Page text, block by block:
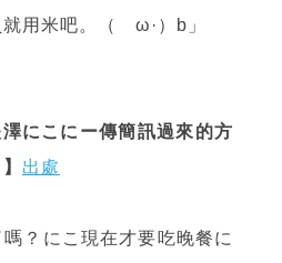
用米吧。（ゝω·）b」
にこにー傳簡訊過來的方
出處
？にこ現在才要吃晚餐に